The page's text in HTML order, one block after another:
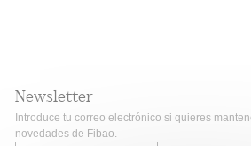
Newsletter
Introduce tu correo electrónico si quieres
novedades de Fibao.